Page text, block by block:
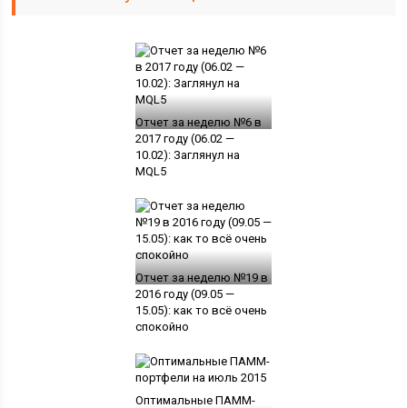
Отчет за неделю №6 в
2017 году (06.02 —
10.02): Заглянул на
MQL5
Отчет за неделю №19 в
2016 году (09.05 —
15.05): как то всё очень
спокойно
Оптимальные ПАММ-